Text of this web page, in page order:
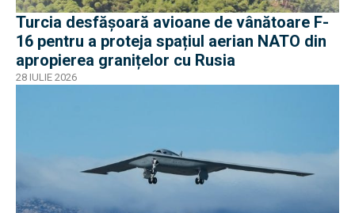
Turcia desfășoară avioane de vânătoare F-
16 pentru a proteja spațiul aerian NATO din
apropierea granițelor cu Rusia
28 IULIE 2026